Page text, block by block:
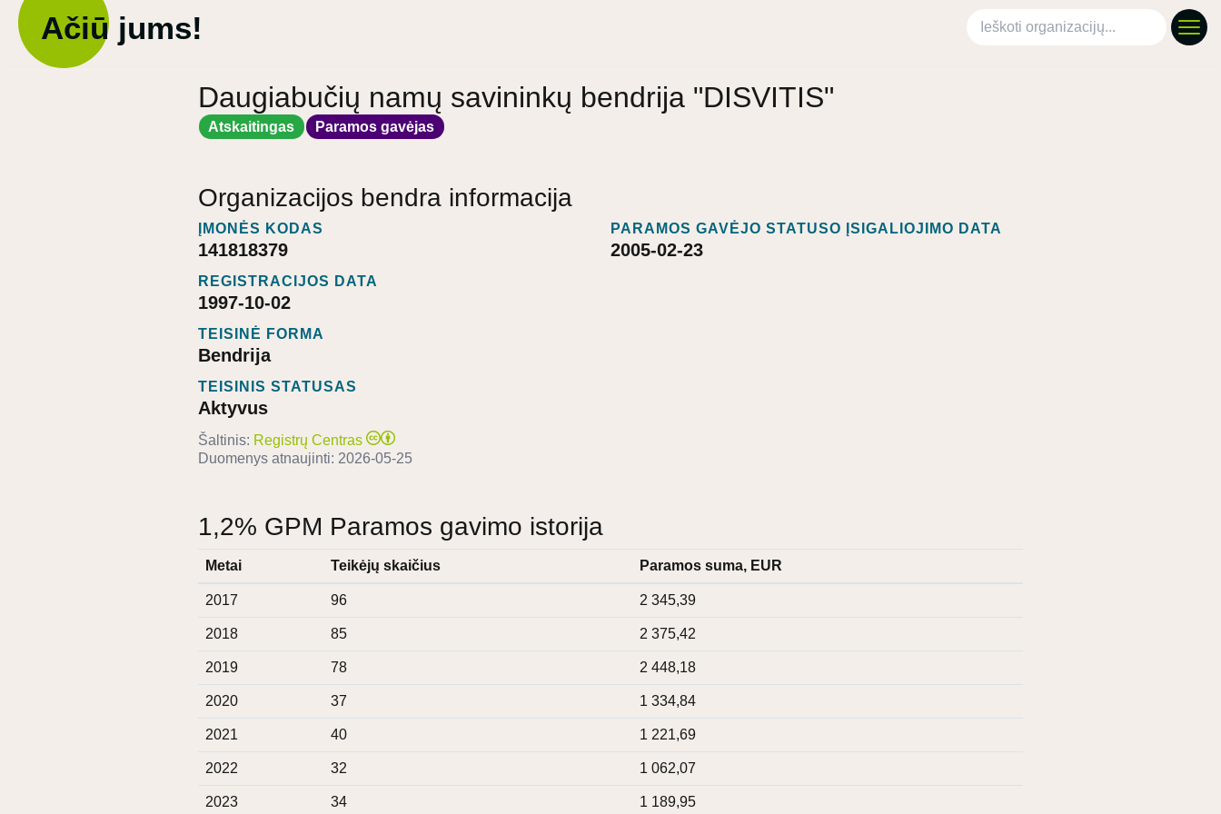
Ačiū jums! Ieškoti organizacijų
Daugiabučių namų savininkų bendrija "DISVITIS"
Atskaitingas Paramos gavėjas
Organizacijos bendra informacija
ĮMONĖS KODAS
141818379
REGISTRACIJOS DATA
1997-10-02
TEISINĖ FORMA
Bendrija
TEISINIS STATUSAS
Aktyvus
PARAMOS GAVĖJO STATUSO ĮSIGALIOJIMO DATA
2005-02-23
Šaltinis: Registrų Centras
Duomenys atnaujinti: 2026-05-25
1,2% GPM Paramos gavimo istorija
Metai Teikėjų skaičius Paramos suma, EUR
2017 96 2 345,39
2018 85 2 375,42
2019 78 2 448,18
2020 37 1 334,84
2021 40 1 221,69
2022 32 1 062,07
2023 34 1 189,95